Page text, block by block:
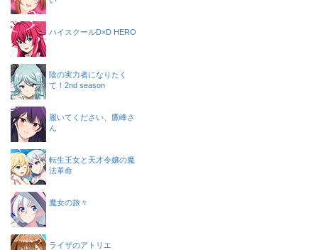
ハイスクールD×D HERO
陰の実力者になりたく
て！2nd season
履いてください、鷹峰さ
ん
転生王女と天才令嬢の魔
法革命
魔女の旅々
ライザのアトリエ